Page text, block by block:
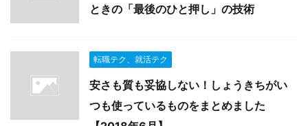
ときの「最後のひと押し」の技術
転職テク、就活テク
安さも質も妥協しない！しょうきちがい
つも使っているものをまとめました